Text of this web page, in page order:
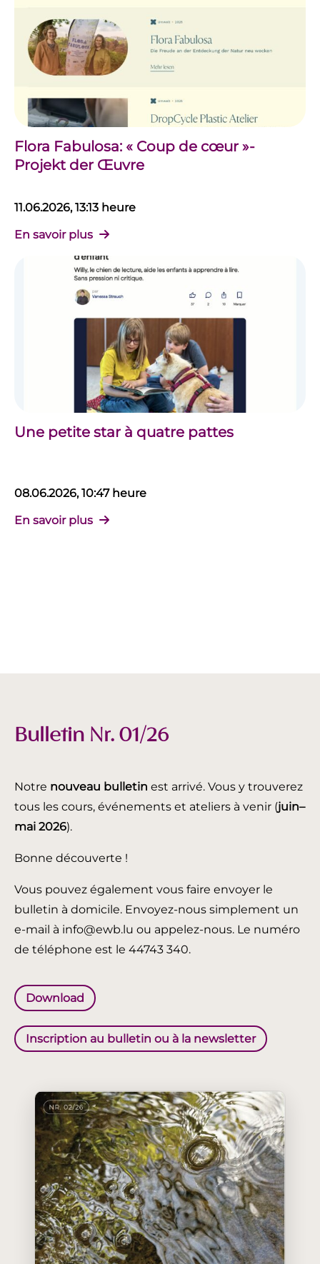
Flora Fabulosa: « Coup de cœur »-
Projekt der Œuvre
11.06.2026, 13:13 heure
En savoir plus
Une petite star à quatre pattes
08.06.2026, 10:47 heure
En savoir plus
Bulletin Nr. 01/26
Notre nouveau bulletin est arrivé. Vous y trouverez
tous les cours, événements et ateliers à venir (juin–
mai 2026).
Bonne découverte !
Vous pouvez également vous faire envoyer le
bulletin à domicile. Envoyez-nous simplement un
e-mail à info@ewb.lu ou appelez-nous. Le numéro
de téléphone est le 44743 340.
Download
Inscription au bulletin ou à la newsletter